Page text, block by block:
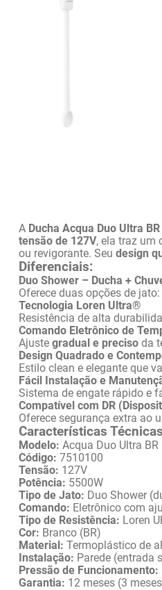
A Ducha Acqua Duo Ultra BR
tensão de 127V, ela traz um
ou revigorante. Seu design
Diferenciais:
Duo Shower – Ducha +
Oferece duas opções de
Tecnologia Loren Ultra®
Resistência de alta
Comando Eletrônico de
Ajuste gradual e preciso da
Design Quadrado e
Estilo clean e elegante que
Fácil Instalação e
Sistema de engate rápido e
Compatível com DR
Oferece segurança extra ao
Características
Modelo: Acqua Duo Ultra BR
Código: 7510100
Tensão: 127V
Potência: 5500W
Tipo de Jato: Duo Shower
Comando: Eletrônico com
Tipo de Resistência: Loren
Cor: Branco (BR)
Material: Termoplástico de
Instalação: Parede (entrada
Pressão de Funcionamento:
Garantia: 12 meses (3